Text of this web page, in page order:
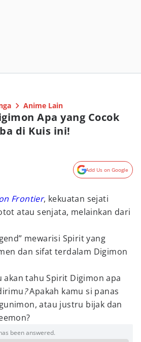
Anime Lain
Apa yang Cocok
di Kuis ini!
Add Us on Google
Frontier, kekuatan sejati
atau senjata, melainkan dari
mewarisi Spirit yang
dan sifat terdalam Digimon
akan tahu Spirit Digimon apa
?Apakah kamu si panas
atau justru bijak dan
been answered.